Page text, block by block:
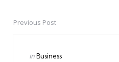
PostPrevious Post
Posted
inBusiness